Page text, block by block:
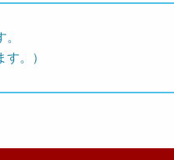
す。）